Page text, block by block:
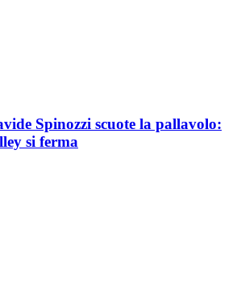
Spinozzi scuote la pallavolo:
si ferma